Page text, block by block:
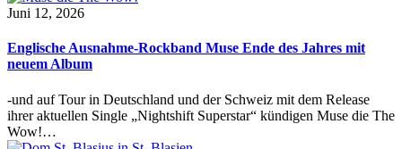
Juni 12, 2026
Englische Ausnahme-Rockband Muse Ende des Jahres mit
neuem Album
-und auf Tour in Deutschland und der Schweiz mit dem Release
ihrer aktuellen Single „Nightshift Superstar“ kündigen Muse die The
Wow!…